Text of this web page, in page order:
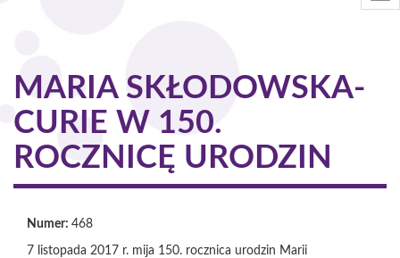
MARIA SKŁODOWSKA-
CURIE W 150.
ROCZNICĘ URODZIN
Numer: 468
7 listopada 2017 r. mija 150. rocznica urodzin Marii